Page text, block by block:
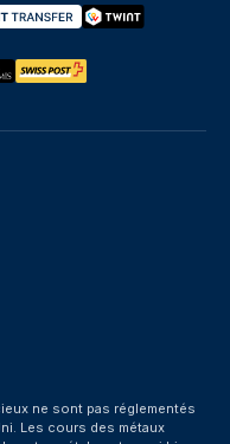
ne sont pas réglementés
Les cours des métaux